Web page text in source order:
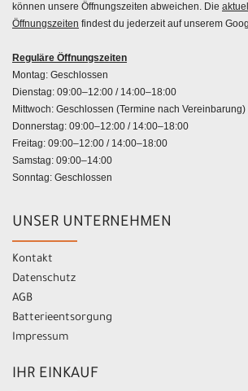
können unsere Öffnungszeiten abweichen. Die
Öffnungszeiten findest du jederzeit auf unserem
Reguläre Öffnungszeiten
Montag: Geschlossen
Dienstag: 09:00–12:00 / 14:00–18:00
Mittwoch: Geschlossen (Termine nach Vereinbarung)
Donnerstag: 09:00–12:00 / 14:00–18:00
Freitag: 09:00–12:00 / 14:00–18:00
Samstag: 09:00–14:00
Sonntag: Geschlossen
UNSER UNTERNEHMEN
Kontakt
Datenschutz
AGB
Batterieentsorgung
Impressum
IHR EINKAUF